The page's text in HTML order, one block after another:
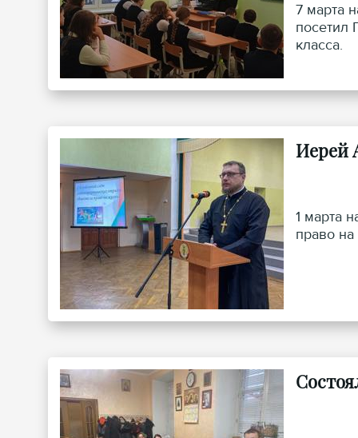
7 марта
посетил
класса.
Иерей
1 марта
право